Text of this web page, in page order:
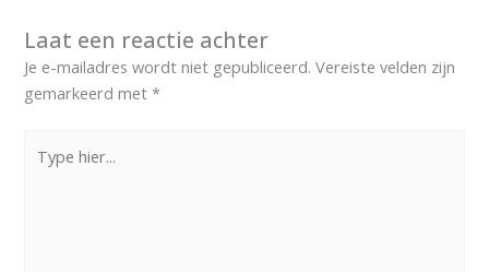
Laat een reactie achter
Je e-mailadres wordt niet gepubliceerd. Vereiste velden zijn
gemarkeerd met*
hier...